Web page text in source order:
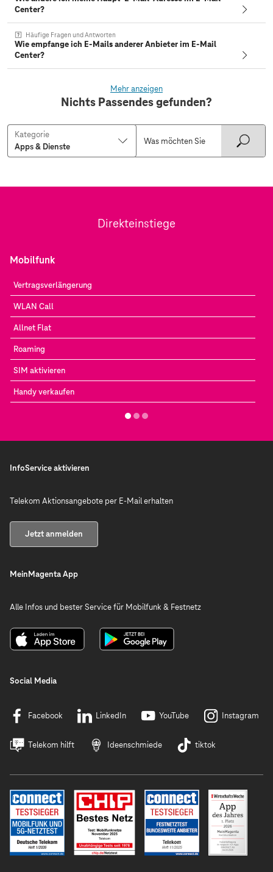
Center?
Häufige Fragen und Antworten
Wie empfange ich E-Mails anderer Anbieter im E-Mail
Center?
Mehr anzeigen
Nichts Passendes gefunden?
Kategorie
Direkteinstiege
Mobilfunk
Vertragsverlängerung
WLAN Call
Allnet Flat
Roaming
SIM aktivieren
Handy verkaufen
InfoService aktivieren
Telekom Aktionsangebote per E-Mail erhalten
Jetzt anmelden
MeinMagenta App
Alle Infos und bester Service für Mobilfunk & Festnetz
Social Media
Facebook LinkedIn YouTube Instagram
Telekom hilft Ideenschmiede tiktok